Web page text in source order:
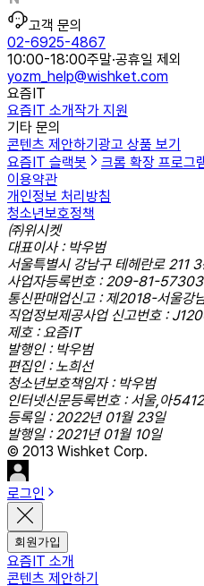
고객 문의
02-6925-4867
10:00-18:00주말·공휴일 제외
yozm_help@wishket.com
요즘IT
요즘IT 소개작가 지원
기타 문의
콘텐츠 제안하기 광고 상품 보기
요즘IT 슬랙봇
크롬 확장 프로그
이용약관
개인정보 처리방침
청소년보호정책
㈜위시켓
대표이사 : 박우범
서울특별시 강남구 테헤란로 211
사업자등록번호 : 209-81-57303
통신판매업신고 : 제2018-서울
직업정보제공사업 신고번호 :
제호 : 요즘IT
발행인 : 박우범
편집인 : 노희선
청소년보호책임자 : 박우범
인터넷신문등록번호 : 서울,아
등록일 : 2022년 01월 23일
발행일 : 2021년 01월 10일
© 2013 Wishket Corp.
로그인
회원가입
요즘IT 소개
콘텐츠 제안하기